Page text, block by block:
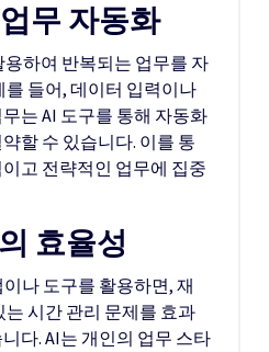
무 자동화
용하여 반복되는 업무를 자
를 들어, 데이터 입력이나
는 AI 도구를 통해 자동화
할 수 있습니다. 이를 통
고 전략적인 업무에 집중
효율성
나 도구를 활용하면, 재
시간 관리 문제를 효과
다. AI는 개인의 업무 스타